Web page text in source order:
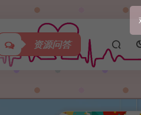
资源问答